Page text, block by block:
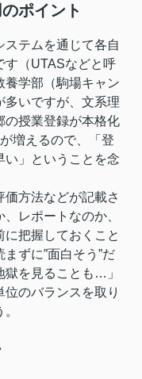
ポイント
テムを通じて各自
す（UTASなどと呼
養学部（駒場キャン
多いですが、文系理
の授業登録が本格化
増えるので、「登
い」ということを念
方法などが記載さ
レポートなのか、
把握しておくこと
ずに”面白そう”だ
獄を見ることも…」
のバランスを取り